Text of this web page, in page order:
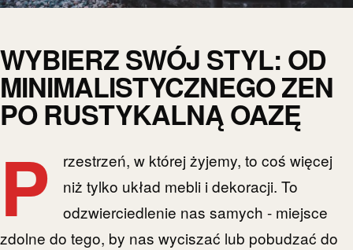
WYBIERZ SWÓJ STYL: OD
MINIMALISTYCZNEGO ZEN
PO RUSTYKALNĄ OAZĘ
P
rzestrzeń, w której żyjemy, to coś więcej
niż tylko układ mebli i dekoracji. To
odzwierciedlenie nas samych - miejsce
zdolne do tego, by nas wyciszać lub pobudzać do